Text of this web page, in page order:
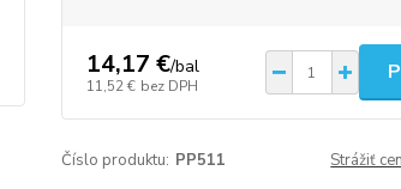
14,17 €/bal
11,52 € bez DPH
Číslo produktu: PP511 Strážiť